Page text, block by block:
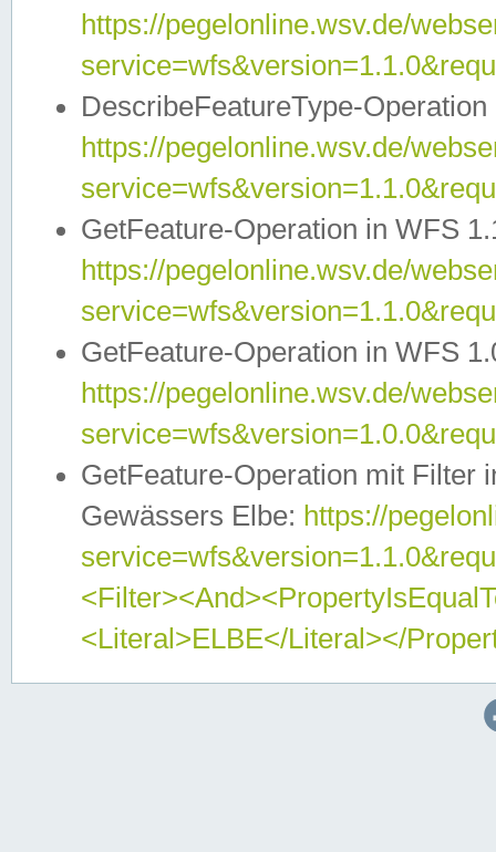
https://pegelonline.wsv.de/
DescribeFeatureType-
https://pegelonline.wsv.de/
GetFeature-Operation in WFS
https://pegelonline.wsv.de/
GetFeature-Operation in WFS
https://pegelonline.wsv.de/
GetFeature-Operation mit Filter
Gewässers Elbe: https://
<Literal>ELBE</Literal></